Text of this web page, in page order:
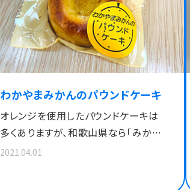
わかやまみかんのパウンドケーキ
オレンジを使用したパウンドケーキは
多くありますが、和歌山県なら「みか
ん」ということで、和歌山のみかんを使
2021.04.01